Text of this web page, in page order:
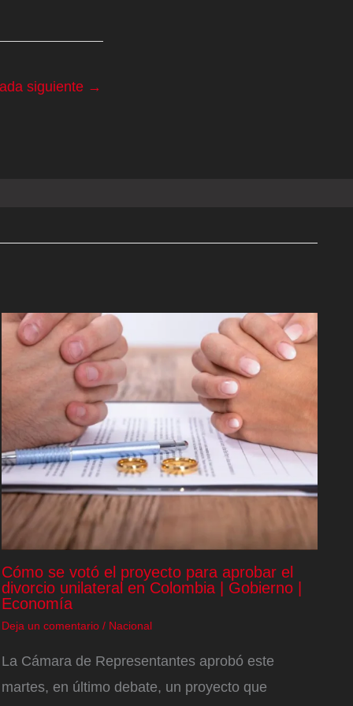
siguiente →
Cómo se votó el proyecto para aprobar el
divorcio unilateral en Colombia | Gobierno |
Economía
Deja un comentario / Nacional
La Cámara de Representantes aprobó este
martes, en último debate, un proyecto que